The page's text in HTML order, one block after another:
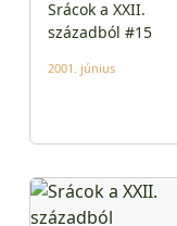
Srácok a XXII.
századból #15
2001. június